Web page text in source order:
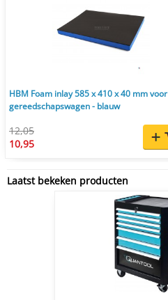
HBM Foam inlay 585 x 410 x 40 mm voor
gereedschapswagen - blauw
12,05
10,95
Laatst bekeken producten